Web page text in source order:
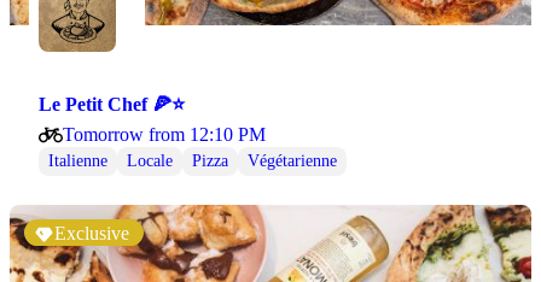
Le Petit Chef 🍕⭐
Tomorrow from 12:10 PM
Italienne Locale Pizza Végétarienne
Exclusive